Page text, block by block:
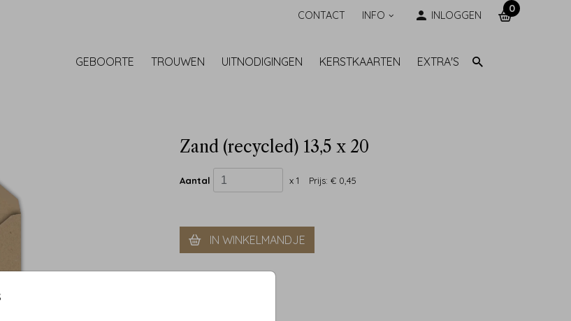
CONTACT INFO INLOGGEN
0
GEBOORTE TROUWEN UITNODIGINGEN KERSTKAARTEN EXTRA'S
Zand (recycled) 13,5 x 20
Aantal x 1 Prijs:€ 0,45
IN WINKELMANDJE